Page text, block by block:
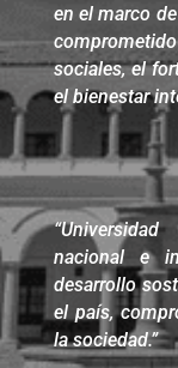
en el marco
sociales, el
el bienestar
nacional e
desarrollo
el país,
la sociedad.”